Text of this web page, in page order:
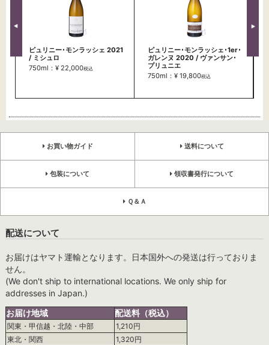
ピュリニー･モンラッシェ 2021
/ ミシュロ
750ml：¥ 22,000税込
ピュリニー･モンラッシェ･1er･
ガレンヌ 2020 / ヴァンサン･
プリュニエ
750ml：¥ 19,800税込
お買い物ガイド 送料について
包装について 領収書発行について
Ｑ＆Ａ
配送について
お届けはヤマト運輸となります。日本国外への発送は行っておりま
せん。
(We don't ship to international locations. We only ship for
addresses in Japan.)
お届け地域
配送料（税込）
関東・甲信越・北陸・中部
1,210円
東北・関西
1,320円